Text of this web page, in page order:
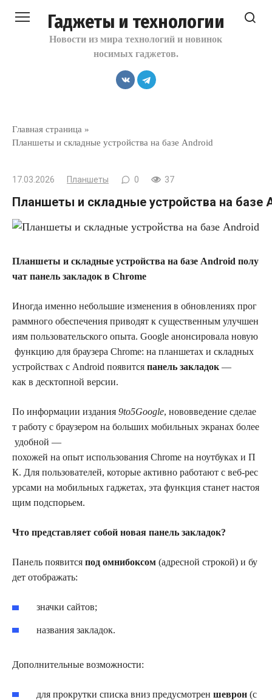
Гаджеты и технологии
Новости из мира технологий и новинок
носимых гаджетов.
Главная страница »
Планшеты и складные устройства на базе Android
17.03.2026 Планшеты 0 37
Планшеты и складные устройства на базе
Планшеты и складные устройства на базе Android полу
чат панель закладок в Chrome
Иногда именно небольшие изменения в обновлениях прог
раммного обеспечения приводят к существенным улучшен
иям пользовательского опыта. Google анонсировала новую
функцию для браузера Chrome: на планшетах и складных
устройствах с Android появится панель закладок —
как в десктопной версии.
По информации издания 9to5Google, нововведение сделае
т работу с браузером на больших мобильных экранах более
удобной —
похожей на опыт использования Chrome на ноутбуках и П
К. Для пользователей, которые активно работают с веб‑рес
урсами на мобильных гаджетах, эта функция станет настоя
щим подспорьем.
Что представляет собой новая панель закладок?
Панель появится под омнибоксом (адресной строкой) и бу
дет отображать:
значки сайтов;
названия закладок.
Дополнительные возможности:
для прокрутки списка вниз предусмотрен шеврон (с